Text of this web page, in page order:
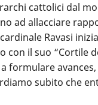
cattolici dal
ad allacciare
Ravasi
con il suo “Cortile
formulare
subito che